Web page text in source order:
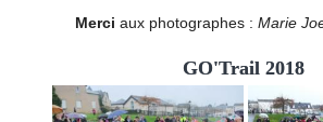
Merci aux photographes : Marie
GO'Trail 2018